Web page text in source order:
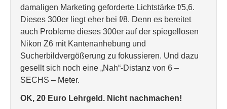
damaligen Marketing geforderte Lichtstärke f/5,6.
Dieses 300er liegt eher bei f/8. Denn es bereitet
auch Probleme dieses 300er auf der spiegellosen
Nikon Z6 mit Kantenanhebung und
Sucherbildvergößerung zu fokussieren. Und dazu
gesellt sich noch eine „Nah“-Distanz von 6 –
SECHS – Meter.
OK, 20 Euro Lehrgeld. Nicht nachmachen!